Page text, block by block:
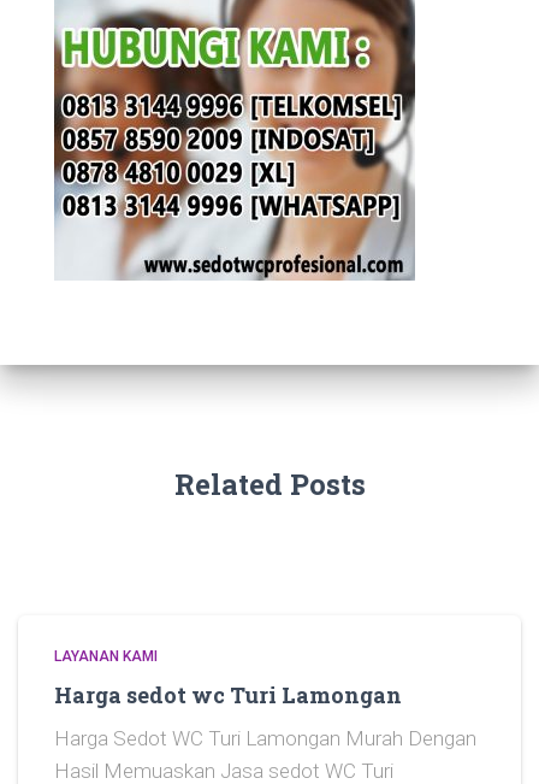
Related Posts
LAYANAN KAMI
Harga sedot wc Turi Lamongan
Harga Sedot WC Turi Lamongan Murah Dengan
Hasil Memuaskan Jasa sedot WC Turi